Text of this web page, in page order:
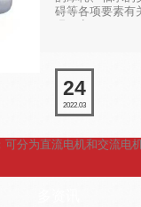
碍等各项要素有
24
2022.03
分为直流电机和交流电机